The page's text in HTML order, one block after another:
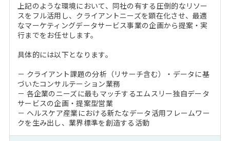
上記のような環境において、同社の有する圧倒的なリソー
スをフル活用し、クライアントニーズを顕在化させ、最適
なマーケティングデータサービス事業の企画から提案・実
行までをお任せします。
具体的には以下となります。
－ クライアント課題の分析（リサーチ含む）・データに基
づいたコンサルテーション業務
－ 各企業のニーズに最もマッチするエムスリー独自データ
サービスの企画・提案型営業
－ ヘルスケア産業における新たなデータ活用フレームワー
クを生み出し、業界標準を創造する活動